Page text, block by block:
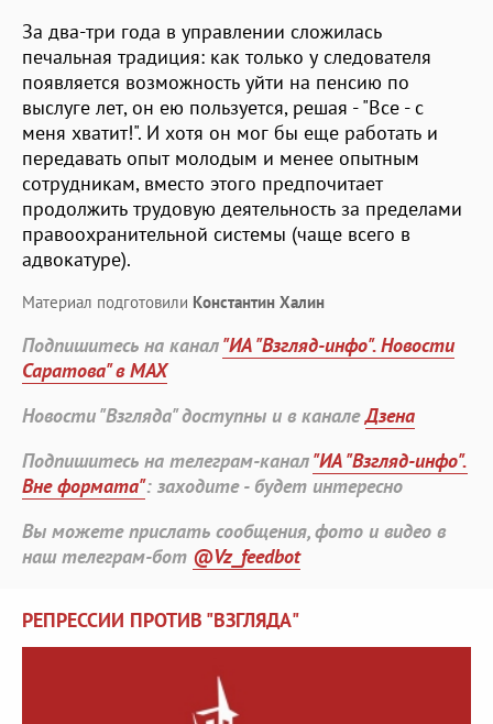
За два-три года в управлении сложилась
печальная традиция: как только у следователя
появляется возможность уйти на пенсию по
выслуге лет, он ею пользуется, решая - "Все - с
меня хватит!". И хотя он мог бы еще работать и
передавать опыт молодым и менее опытным
сотрудникам, вместо этого предпочитает
продолжить трудовую деятельность за пределами
правоохранительной системы (чаще всего в
адвокатуре).
Материал подготовили Константин Халин
Подпишитесь на канал"ИА "Взгляд-инфо". Новости
Саратова" в MAX
Новости "Взгляда" доступны и в каналеДзена
Подпишитесь на телеграм-канал"ИА "Взгляд-инфо".
Вне формата": заходите - будет интересно
Вы можете прислать сообщения, фото и видео в
наш телеграм-бот @Vz_feedbot
РЕПРЕССИИ ПРОТИВ "ВЗГЛЯДА"